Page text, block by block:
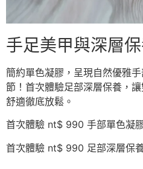
手足美甲與深層
簡約單色凝膠，呈現自然優雅
節！首次體驗足部深層保養，
舒適徹底放鬆。
首次體驗 nt$ 990 手部單色凝
首次體驗 nt$ 990 足部深層保